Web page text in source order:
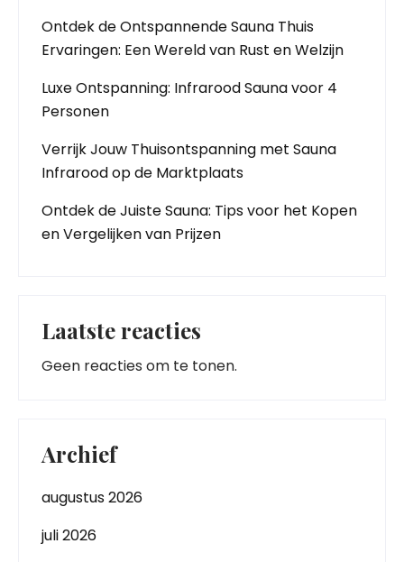
Ontdek de Ontspannende Sauna Thuis
Ervaringen: Een Wereld van Rust en Welzijn
Luxe Ontspanning: Infrarood Sauna voor 4
Personen
Verrijk Jouw Thuisontspanning met Sauna
Infrarood op de Marktplaats
Ontdek de Juiste Sauna: Tips voor het Kopen
en Vergelijken van Prijzen
Laatste reacties
Geen reacties om te tonen.
Archief
augustus 2026
juli 2026